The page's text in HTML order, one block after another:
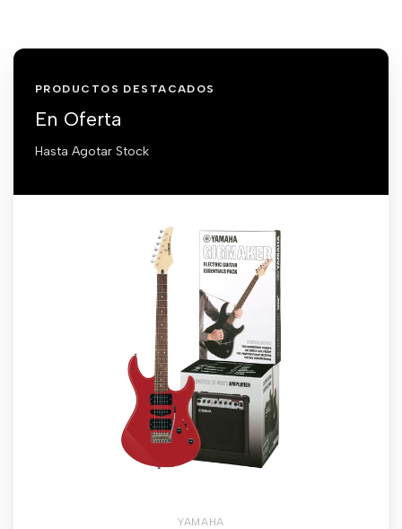
PRODUCTOS DESTACADOS
En Oferta
Hasta Agotar Stock
YAMAHA